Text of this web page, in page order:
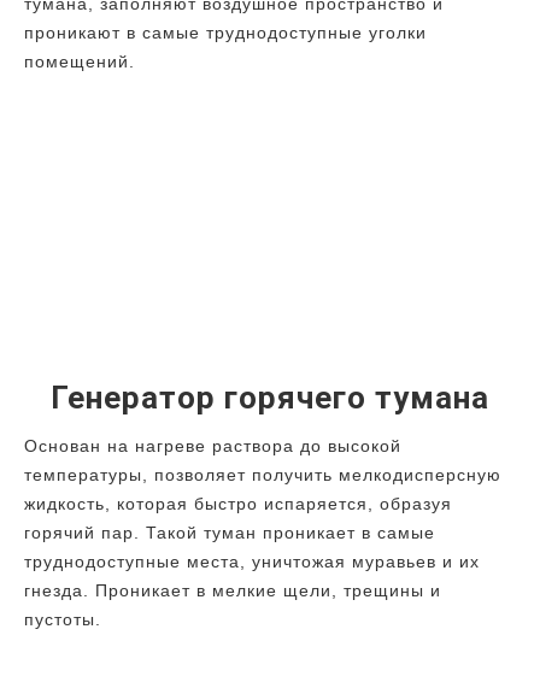
проникают в самые труднодоступные уголки
помещений.
Генератор горячего тумана
Основан на нагреве раствора до высокой
температуры, позволяет получить мелкодисперсную
жидкость, которая быстро испаряется, образуя
горячий пар. Такой туман проникает в самые
труднодоступные места, уничтожая муравьев и их
гнезда. Проникает в мелкие щели, трещины и
пустоты.